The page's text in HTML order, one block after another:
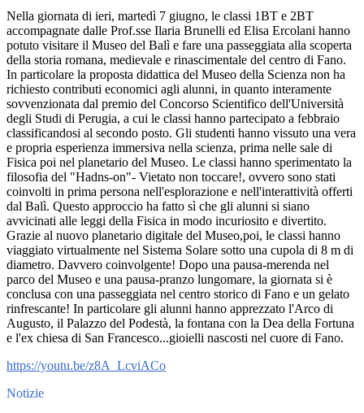
Nella giornata di ieri, martedì 7 giugno, le classi 1BT e 2BT
accompagnate dalle Prof.sse Ilaria Brunelli ed Elisa Ercolani hanno
potuto visitare il Museo del Balì e fare una passeggiata alla scoperta
della storia romana, medievale e rinascimentale del centro di Fano.
In particolare la proposta didattica del Museo della Scienza non ha
richiesto contributi economici agli alunni, in quanto interamente
sovvenzionata dal premio del Concorso Scientifico dell'Università
degli Studi di Perugia, a cui le classi hanno partecipato a febbraio
classificandosi al secondo posto. Gli studenti hanno vissuto una vera
e propria esperienza immersiva nella scienza, prima nelle sale di
Fisica poi nel planetario del Museo. Le classi hanno sperimentato la
filosofia del "Hadns-on"- Vietato non toccare!, ovvero sono stati
coinvolti in prima persona nell'esplorazione e nell'interattività offerti
dal Balì. Questo approccio ha fatto sì che gli alunni si siano
avvicinati alle leggi della Fisica in modo incuriosito e divertito.
Grazie al nuovo planetario digitale del Museo,poi, le classi hanno
viaggiato virtualmente nel Sistema Solare sotto una cupola di 8 m di
diametro. Davvero coinvolgente! Dopo una pausa-merenda nel
parco del Museo e una pausa-pranzo lungomare, la giornata si è
conclusa con una passeggiata nel centro storico di Fano e un gelato
rinfrescante! In particolare gli alunni hanno apprezzato l'Arco di
Augusto, il Palazzo del Podestà, la fontana con la Dea della Fortuna
e l'ex chiesa di San Francesco...gioielli nascosti nel cuore di Fano.
https://youtu.be/z8A_LcviACo
Notizie